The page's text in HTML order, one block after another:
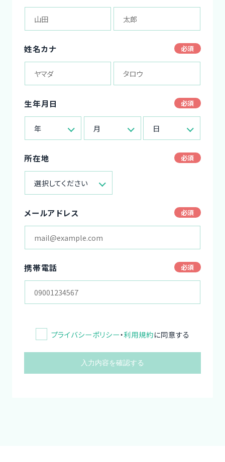
姓名カナ
生年月日
年 月 日
所在地
選択してください
メールアドレス
携帯電話
プライバシーポリシー・利用規約に同意する
入力内容を確認する